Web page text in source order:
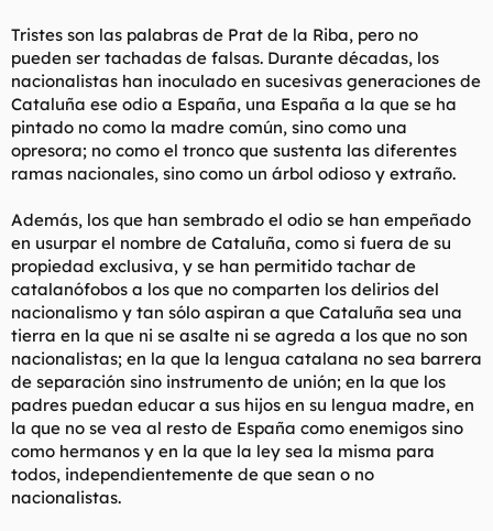
Tristes son las palabras de Prat de la Riba, pero no
pueden ser tachadas de falsas. Durante décadas, los
nacionalistas han inoculado en sucesivas generaciones de
Cataluña ese odio a España, una España a la que se ha
pintado no como la madre común, sino como una
opresora; no como el tronco que sustenta las diferentes
ramas nacionales, sino como un árbol odioso y extraño.
Además, los que han sembrado el odio se han empeñado
en usurpar el nombre de Cataluña, como si fuera de su
propiedad exclusiva, y se han permitido tachar de
catalanófobos a los que no comparten los delirios del
nacionalismo y tan sólo aspiran a que Cataluña sea una
tierra en la que ni se asalte ni se agreda a los que no son
nacionalistas; en la que la lengua catalana no sea barrera
de separación sino instrumento de unión; en la que los
padres puedan educar a sus hijos en su lengua madre, en
la que no se vea al resto de España como enemigos sino
como hermanos y en la que la ley sea la misma para
todos, independientemente de que sean o no
nacionalistas.